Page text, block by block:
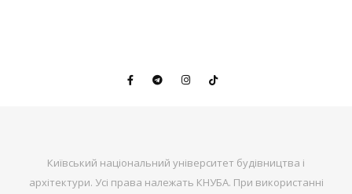
Київський національний університет будівництва і
архітектури. Усі права належать КНУБА. При використанні